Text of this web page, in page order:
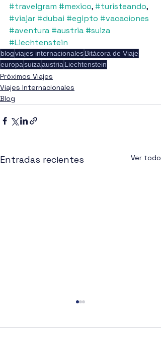
#travelgram #mexico, #turisteando,
#viajar #dubai #egipto #vacaciones
#aventura #austria #suiza
#Liechtenstein
blogviajes internacionalesBitácora de Viaje
europasuizaaustria Liechtenstein
Próximos Viajes
Viajes Internacionales
Blog
Entradas recientes Ver todo